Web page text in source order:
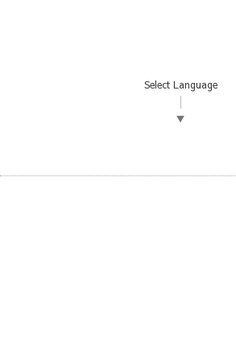
Select Language
▼